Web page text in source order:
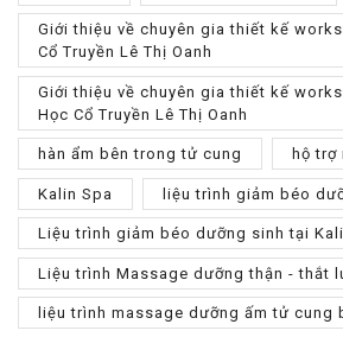
Giới thiệu về chuyên gia thiết kế
Cổ Truyền Lê Thị Oanh
Giới thiệu về chuyên gia thiết kế
Học Cổ Truyền Lê Thị Oanh
hàn ẩm bên trong tử cung hộ trợ
Kalin Spa liệu trình giảm béo
Liệu trình giảm béo dưỡng sinh tại
Liệu trình Massage dưỡng thận - thắt
liệu trình massage dưỡng ấm tử cung